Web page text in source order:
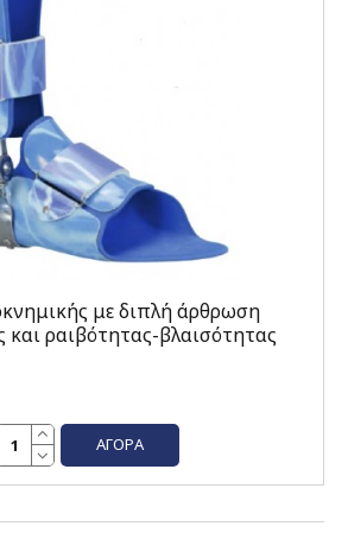
με διπλή άρθρωση
ραιβότητας-βλαισότητας
ΑΓΟΡΆ